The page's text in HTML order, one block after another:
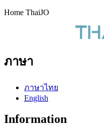
Home ThaiJO
ภาษา
ภาษาไทย
English
Information